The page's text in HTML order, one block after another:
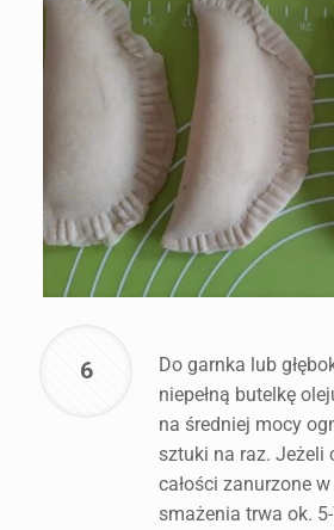
6
Do garnka lub
niepełną butelkę
na średniej mocy
sztuki na raz. Jeżeli
całości zanurzone
smażenia trwa ok.